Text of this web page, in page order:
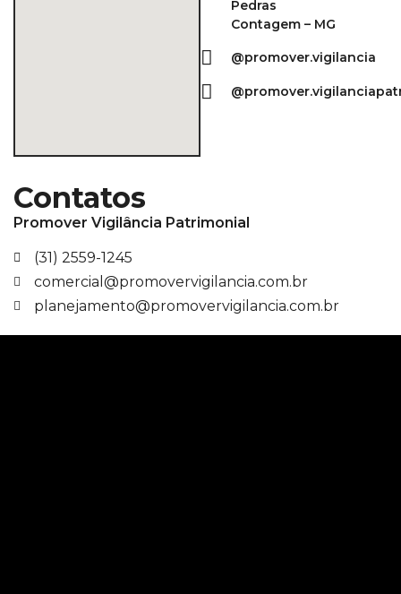
Pedras
Contagem – MG
@promover.vigilancia
Contatos
Promover Vigilância Patrimonial
(31) 2559-1245
comercial@promovervigilancia.com.br
planejamento@promovervigilancia.com.br